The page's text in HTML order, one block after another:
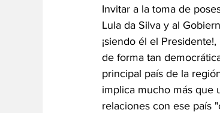
Invitar a la toma de
Lula da Silva y al
¡siendo él el
de forma tan
principal país de la
implica mucho más que
relaciones con ese país